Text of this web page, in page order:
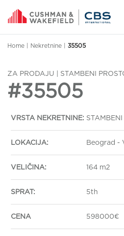
Home Nekretnine 35505
ZA PRODAJU | STAMBENI
#35505
VRSTA NEKRETNINE:
LOKACIJA: Beograd -
VELIČINA: 164 m2
SPRAT: 5th
CENA 598000€